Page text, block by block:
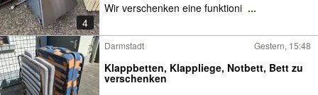
4
Wir verschenken eine funktioni ...
Darmstadt Gestern, 15:48
Klappbetten, Klappliege, Notbett, Bett zu
verschenken